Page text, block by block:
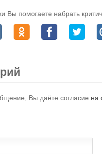
Вы помогаете набрать
Вы даёте согласие на